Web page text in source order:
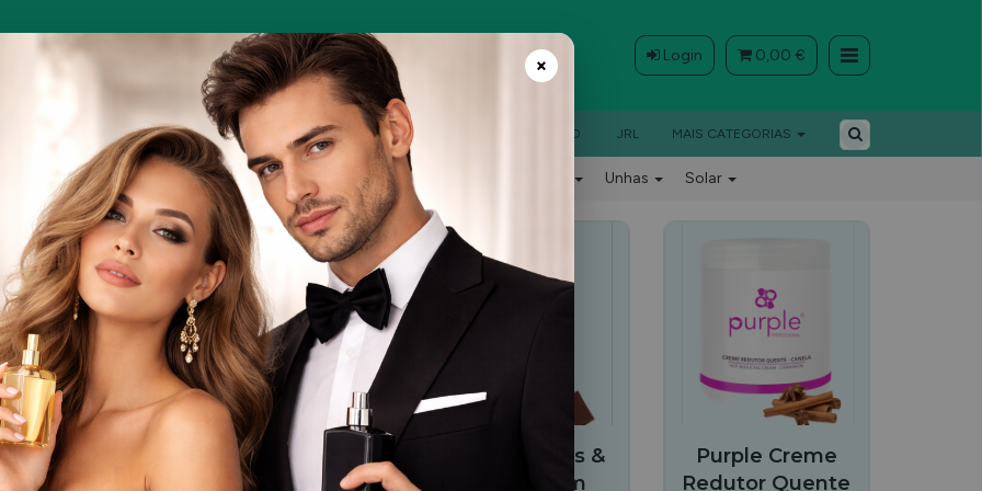
Login 0,00 €
PROMOÇÕES DIÁRIAS UNHAS CABELOS PERFUMES ÁRABES BARBEIRO JRL MAIS CATEGORIAS
Aparelhos Perfumes Maquilhagem Faciais e corporais Unhas Solar
Profissionais Relógios Cabelos
Exfoliating
Body,
SEM STOCK
Purple Exfoliating
Cream Body,
Purple Hands &
Feet Cream
Purple Creme
Redutor Quente
×